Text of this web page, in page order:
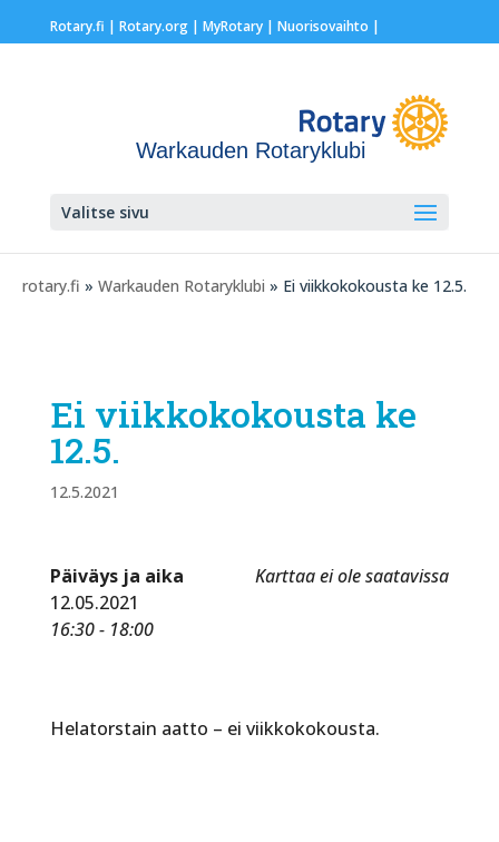
Rotary.fi | Rotary.org| MyRotary | Nuorisovaihto |
Warkauden Rotaryklubi
Valitse sivu
rotary.fi » Warkauden Rotaryklubi » Ei viikkokokousta ke 12.5.
Ei viikkokokousta ke
12.5.
12.5.2021
Karttaa ei ole saatavissa
Päiväys ja aika
12.05.2021
16:30 - 18:00
Helatorstain aatto – ei viikkokokousta.